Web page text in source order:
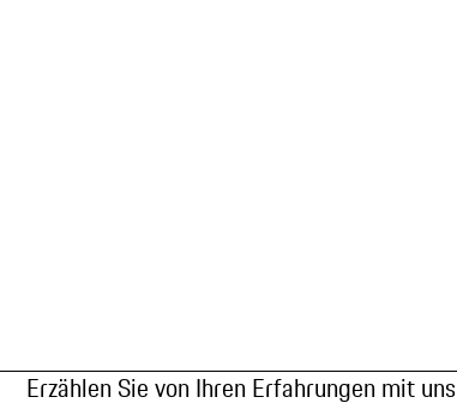
Erzählen Sie von Ihren Erfahrungen mit uns